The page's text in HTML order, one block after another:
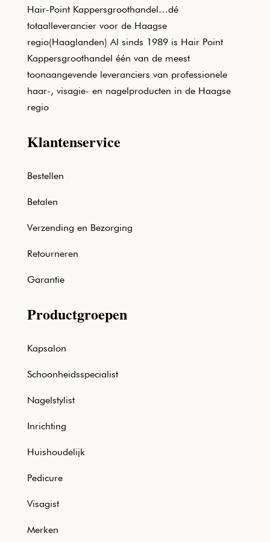
Hair-Point Kappersgroothandel…dé
totaalleverancier voor de Haagse
regio(Haaglanden) Al sinds 1989 is Hair Point
Kappersgroothandel één van de meest
toonaangevende leveranciers van professionele
haar-, visagie- en nagelproducten in de Haagse
regio
Klantenservice
Bestellen
Betalen
Verzending en Bezorging
Retourneren
Garantie
Productgroepen
Kapsalon
Schoonheidsspecialist
Nagelstylist
Inrichting
Huishoudelijk
Pedicure
Visagist
Merken